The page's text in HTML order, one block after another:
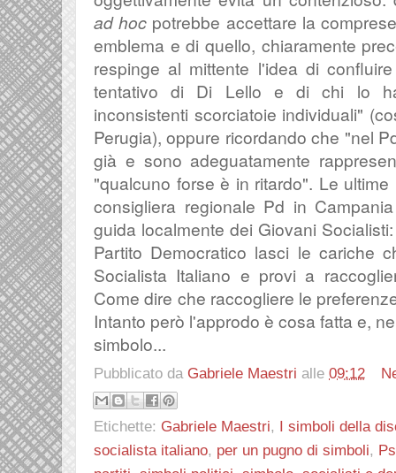
ad hoc potrebbe accettare la
emblema e di quello, chiaramente
respinge al mittente l'idea di
tentativo di Di Lello e di chi lo
inconsistenti scorciatoie individuali"
Perugia), oppure ricordando che "nel
già e sono adeguatamente
"qualcuno forse è in ritardo". Le
consigliera regionale Pd in
guida localmente dei Giovani
Partito Democratico lasci le cariche
Socialista Italiano e provi a
Come dire che raccogliere le
Intanto però l'approdo è cosa fatta e,
simbolo...
Pubblicato da Gabriele Maestri alle 09:12
Etichette: Gabriele Maestri, I simboli della
socialista italiano, per un pugno di simboli,